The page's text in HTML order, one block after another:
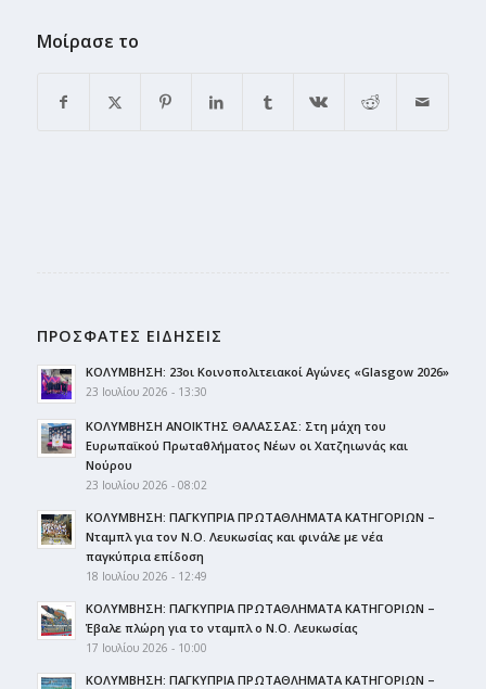
Μοίρασε το
ΠΡΟΣΦΑΤΕΣ ΕΙΔΗΣΕΙΣ
ΚΟΛΥΜΒΗΣΗ: 23οι Κοινοπολιτειακοί Αγώνες «Glasgow 2026»
23 Ιουλίου 2026 - 13:30
ΚΟΛΥΜΒΗΣΗ ΑΝΟΙΚΤΗΣ ΘΑΛΑΣΣΑΣ: Στη μάχη του
Ευρωπαϊκού Πρωταθλήματος Νέων οι Χατζηιωνάς και
Νούρου
23 Ιουλίου 2026 - 08:02
ΚΟΛΥΜΒΗΣΗ: ΠΑΓΚΥΠΡΙΑ ΠΡΩΤΑΘΛΗΜΑΤΑ ΚΑΤΗΓΟΡΙΩΝ –
Νταμπλ για τον Ν.Ο. Λευκωσίας και φινάλε με νέα
παγκύπρια επίδοση
18 Ιουλίου 2026 - 12:49
ΚΟΛΥΜΒΗΣΗ: ΠΑΓΚΥΠΡΙΑ ΠΡΩΤΑΘΛΗΜΑΤΑ ΚΑΤΗΓΟΡΙΩΝ –
Έβαλε πλώρη για το νταμπλ ο Ν.Ο. Λευκωσίας
17 Ιουλίου 2026 - 10:00
ΚΟΛΥΜΒΗΣΗ: ΠΑΓΚΥΠΡΙΑ ΠΡΩΤΑΘΛΗΜΑΤΑ ΚΑΤΗΓΟΡΙΩΝ –